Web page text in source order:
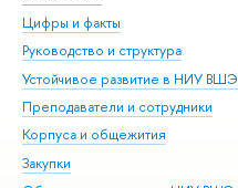
Цифры и факты
Руководство и структура
Устойчивое развитие в НИУ ВШЭ
Преподаватели и сотрудники
Корпуса и общежития
Закупки